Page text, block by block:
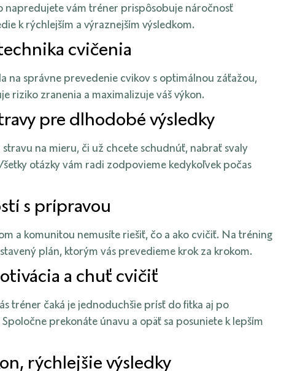
napredujete vám tréner prispôsobuje náročnosť
k rýchlejším a výraznejším výsledkom.
cvičenia
na správne prevedenie cvikov s optimálnou záťažou,
riziko zranenia a maximalizuje váš výkon.
pre dlhodobé výsledky
na mieru, či už chcete schudnúť, nabrať svaly
otázky vám radi zodpovieme kedykoľvek počas
s prípravou
a komunitou nemusíte riešiť, čo a ako cvičiť. Na tréning
plán, ktorým vás prevedieme krok za krokom.
a chuť cvičiť
tréner čaká je jednoduchšie prísť do fitka aj po
prekonáte únavu a opäť sa posuniete k lepším
rýchlejšie výsledky